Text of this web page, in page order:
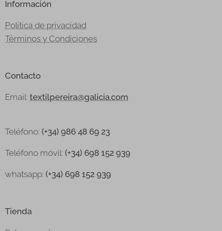
Información
Política de privacidad
Términos y Condiciones
Contacto
Email: textilpereira@galicia.com
Teléfono: (+34) 986 48 69 23
Teléfono móvil: (+34) 698 152 939
whatsapp: (+34) 698 152 939
Tienda